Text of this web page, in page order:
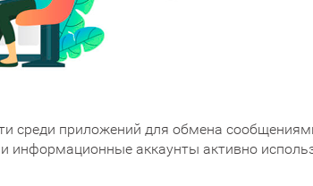
среди приложений для обмена
информационные аккаунты активно